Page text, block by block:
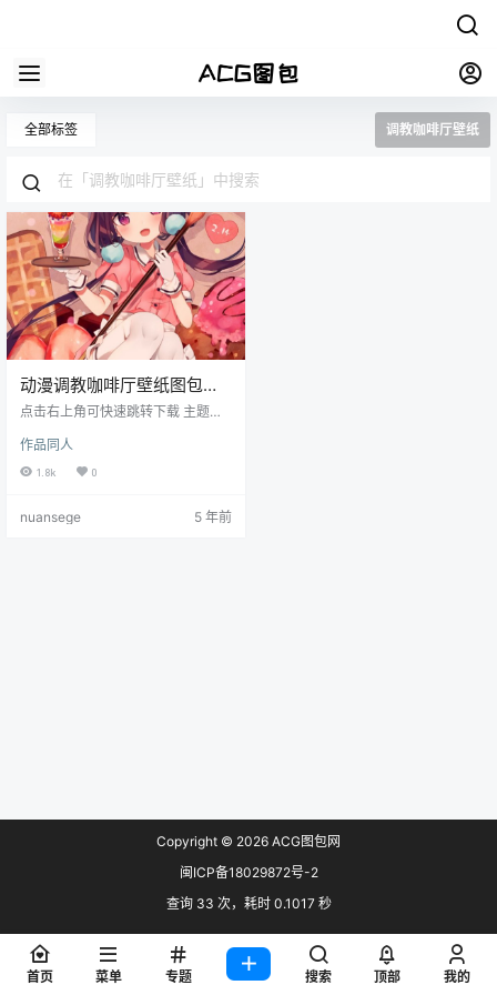
全部标签 调教咖啡厅壁纸
动漫调教咖啡厅壁纸图包原
画插画素材P站同人图合集
点击右上角可快速跳转下载 主题：
画插画壁纸CG图片素材美术资料 格
式：JPG/PNG 数量：428张/460M
站原上传者最高画质收集 预览：
作品同人
1.8k 0
nuansege 5 年前
Copyright © 2026 ACG图包网
闽ICP备18029872号-2
查询 33 次，耗时 0.1017 秒
首页 菜单 专题 搜索 顶部 我的